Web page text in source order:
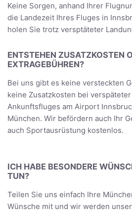
Keine Sorgen, anhand Ihrer
die Landezeit Ihres Fluges in
holen Sie trotz versptäteter
ENTSTEHEN ZUSATZKOSTEN
EXTRAGEBÜHREN?
Bei uns gibt es keine versteckten
keine Zusatzkosten bei
Ankunftsfluges am Airport
München. Wir befördern auch Ihr
auch Sportausrüstung kostenlos.
ICH HABE BESONDERE
TUN?
Teilen Sie uns einfach Ihre
Wünsche mit und wir werden